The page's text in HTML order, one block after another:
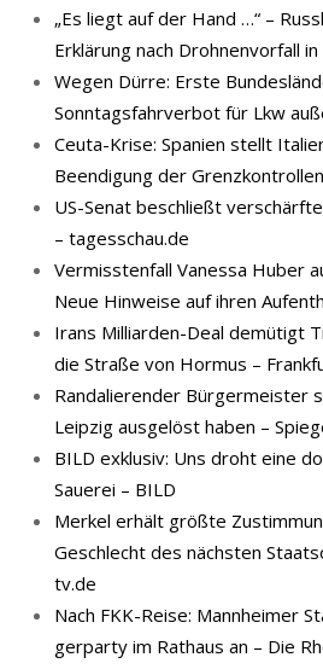
„Es liegt auf der Hand …“ –
Erklärung nach Drohnenvorfall
Wegen Dürre: Erste
Sonntagsfahrverbot für Lkw
Ceuta-Krise: Spanien stellt
Beendigung der
US-Senat beschließt
– tagesschau.de
Vermisstenfall Vanessa Huber
Neue Hinweise auf ihren
Irans Milliarden-Deal demütigt
die Straße von Hormus –
Randalierender Bürgermeister
Leipzig ausgelöst haben –
BILD exklusiv: Uns droht eine
Sauerei – BILD
Merkel erhält größte
Geschlecht des nächsten
tv.de
Nach FKK-​Reise: Mann­hei­mer
ger­par­ty im Rat­haus an – Die